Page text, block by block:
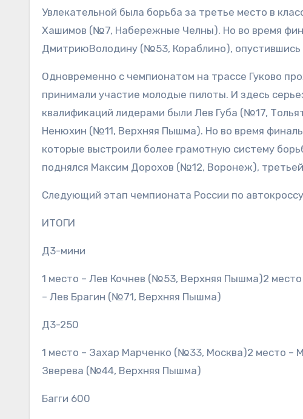
Увлекательной была борьба за третье место в
Хашимов (№7, Набережные Челны). Но во время
ДмитриюВолодину (№53, Кораблино), опустившись
Одновременно с чемпионатом на трассе Гуково
принимали участие молодые пилоты. И здесь
квалификаций лидерами были Лев Губа (№17,
Ненюхин (№11, Верхняя Пышма). Но во время
которые выстроили более грамотную систему
поднялся Максим Дорохов (№12, Воронеж),
Следующий этап чемпионата России по
ИТОГИ
Д3-мини
1 место – Лев Кочнев (№53, Верхняя Пышма)2
– Лев Брагин (№71, Верхняя Пышма)
Д3-250
1 место – Захар Марченко (№33, Москва)2 место
Зверева (№44, Верхняя Пышма)
Багги 600